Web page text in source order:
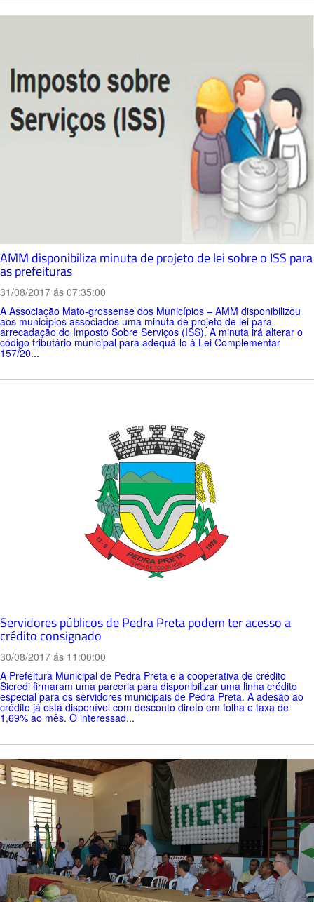
AMM disponibiliza minuta de projeto de lei sobre o ISS para
as prefeituras
31/08/2017 ás 07:35:00
A Associação Mato-grossense dos Municípios – AMM disponibilizou
aos municípios associados uma minuta de projeto de lei para
arrecadação do Imposto Sobre Serviços (ISS). A minuta irá alterar o
código tributário municipal para adequá-lo à Lei Complementar
157/20...
Servidores públicos de Pedra Preta podem ter acesso a
crédito consignado
30/08/2017 ás 11:00:00
A Prefeitura Municipal de Pedra Preta e a cooperativa de crédito
Sicredi firmaram uma parceria para disponibilizar uma linha crédito
especial para os servidores municipais de Pedra Preta. A adesão ao
crédito já está disponível com desconto direto em folha e taxa de
1,69% ao mês. O interessad...